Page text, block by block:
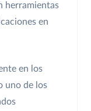
herramientas
en
en los
uno de los